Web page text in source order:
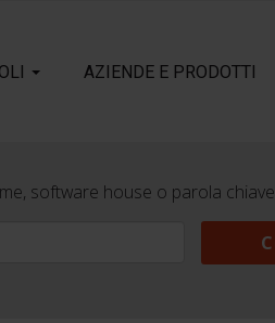
AZIENDE E PRODOTTI
software house o parola chiave